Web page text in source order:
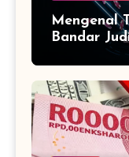
Mengenal
Bandar